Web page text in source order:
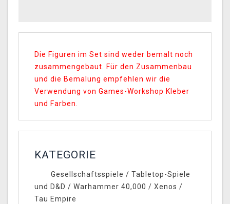
Die Figuren im Set sind weder bemalt noch
zusammengebaut. Für den Zusammenbau
und die Bemalung empfehlen wir die
Verwendung von Games-Workshop Kleber
und Farben.
KATEGORIE
Gesellschaftsspiele / Tabletop-Spiele
und D&D / Warhammer 40,000 / Xenos /
Tau Empire